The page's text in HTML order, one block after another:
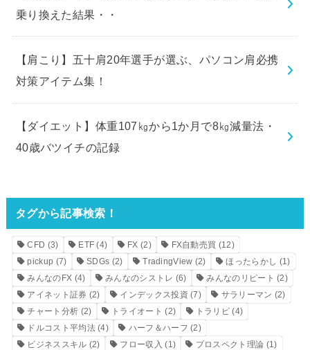
乗り換えた結果・・
【肩こり】五十肩20年選手が選ぶ、パソコン肩必携
対策アイテム集！
【ダイエット】体重107㎏から1か月で8㎏減量法・
40歳バツイチの記録
タグから記事検索！
CFD (3) ETF (4) FX (2) FX自動売買 (12)
pickup (7) SDGs (2) TradingView (2) ほったらかし (1)
みんなのFX (4) みんなのシストレ (6) みんなのリピート (2)
アイネット証券 (2) インデックス投資 (7) サラリーマン (2)
チャート分析 (2) トライオート (2) トラリピ (4)
ドルコスト平均法(4) ハーフ＆ハーフ (2)
ビジネススキル (2) フロー収入 (1) プロスペクト理論 (1)